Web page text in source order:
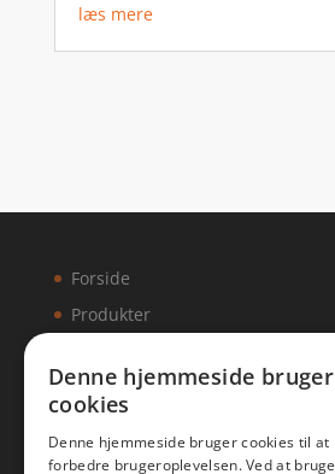
læs mere
Forside
Produkter
Artikler
Denne hjemmeside bruger
cookies
Denne hjemmeside bruger cookies til at
forbedre brugeroplevelsen. Ved at bruge